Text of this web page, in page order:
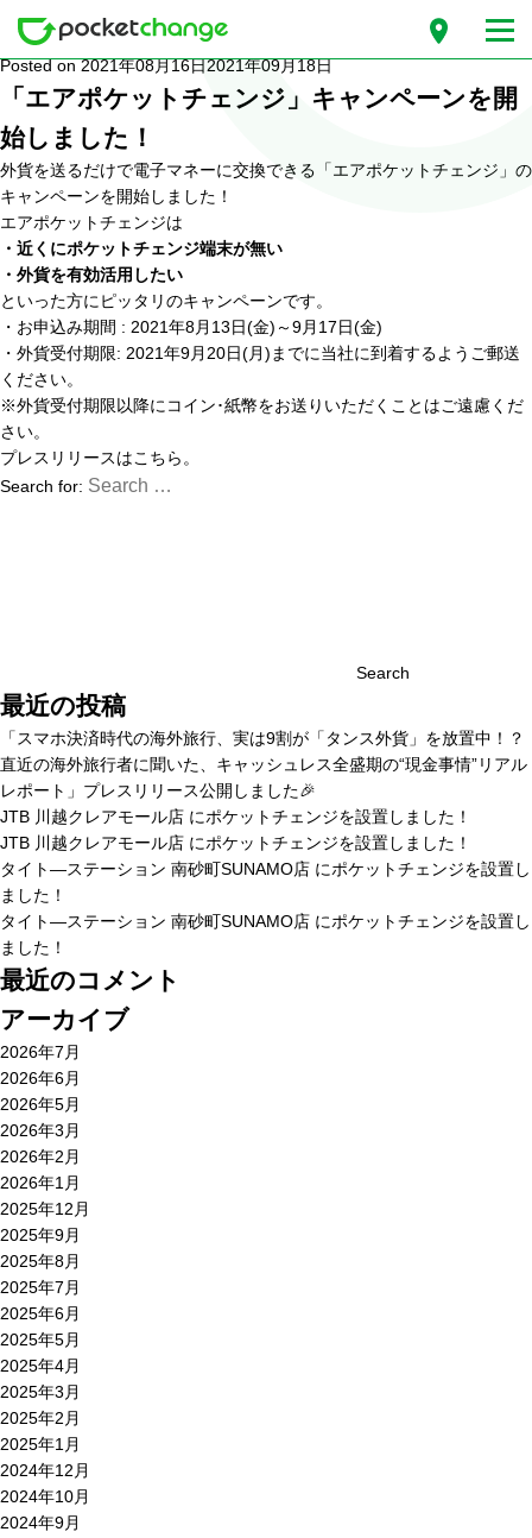
月別: 2021年8月
Posted on 2021年08月16日2021年09月18日
「エアポケットチェンジ」キャンペーンを開
始しました！
外貨を送るだけで電子マネーに交換できる「エアポケットチェンジ」の
キャンペーンを開始しました！
エアポケットチェンジは
・近くにポケットチェンジ端末が無い
・外貨を有効活用したい
といった方にピッタリのキャンペーンです。
・お申込み期間 : 2021年8月13日(金)～9月17日(金)
・外貨受付期限: 2021年9月20日(月)までに当社に到着するようご郵送
ください。
※外貨受付期限以降にコイン･紙幣をお送りいただくことはご遠慮くだ
さい。
プレスリリースはこちら 。
Search for:
Search
最近の投稿
「スマホ決済時代の海外旅行、実は9割が「タンス外貨」を放置中！？
直近の海外旅行者に聞いた、キャッシュレス全盛期の“現金事情”リアル
レポート」プレスリリース公開しました🎉
JTB 川越クレアモール店 にポケットチェンジを設置しました！
JTB 川越クレアモール店 にポケットチェンジを設置しました！
タイト―ステーション 南砂町SUNAMO店 にポケットチェンジを設置し
ました！
タイト―ステーション 南砂町SUNAMO店 にポケットチェンジを設置し
ました！
最近のコメント
アーカイブ
2026年7月
2026年6月
2026年5月
2026年3月
2026年2月
2026年1月
2025年12月
2025年9月
2025年8月
2025年7月
2025年6月
2025年5月
2025年4月
2025年3月
2025年2月
2025年1月
2024年12月
2024年10月
2024年9月